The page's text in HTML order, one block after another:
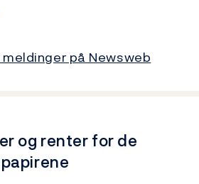
på Newsweb
og renter for de